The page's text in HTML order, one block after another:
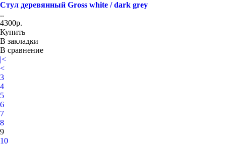
Стул деревянный Gross white / dark grey
..
4300р.
Купить
В закладки
В сравнение
|<
<
3
4
5
6
7
8
9
10